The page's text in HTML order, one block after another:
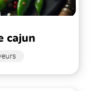
cajun